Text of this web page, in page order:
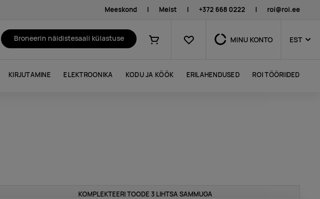
Meeskond | Meist | +372 668 0222 | roi@roi.ee
Broneerin näidistesaali külastuse
Ostukorv
Lemmikud MINU KONTO EST
KIRJUTAMINE ELEKTROONIKA KODU JA KÖÖK ERILAHENDUSED ROI TÖÖRIIDED
KOMPLEKTEERI TOODE 3 LIHTSA SAMMUGA